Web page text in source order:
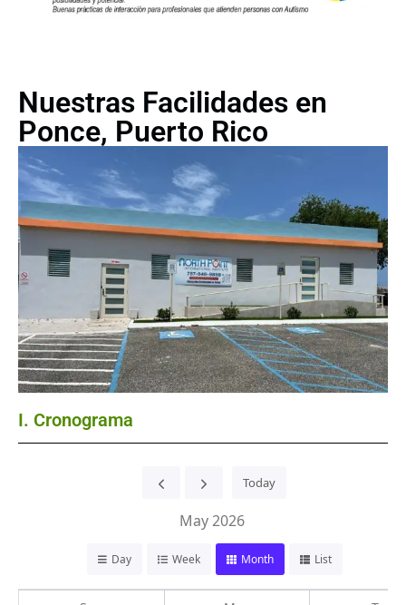
Nuestras Facilidades en
Ponce, Puerto Rico
I. Cronograma
Today
May 2026
Day Week Month List